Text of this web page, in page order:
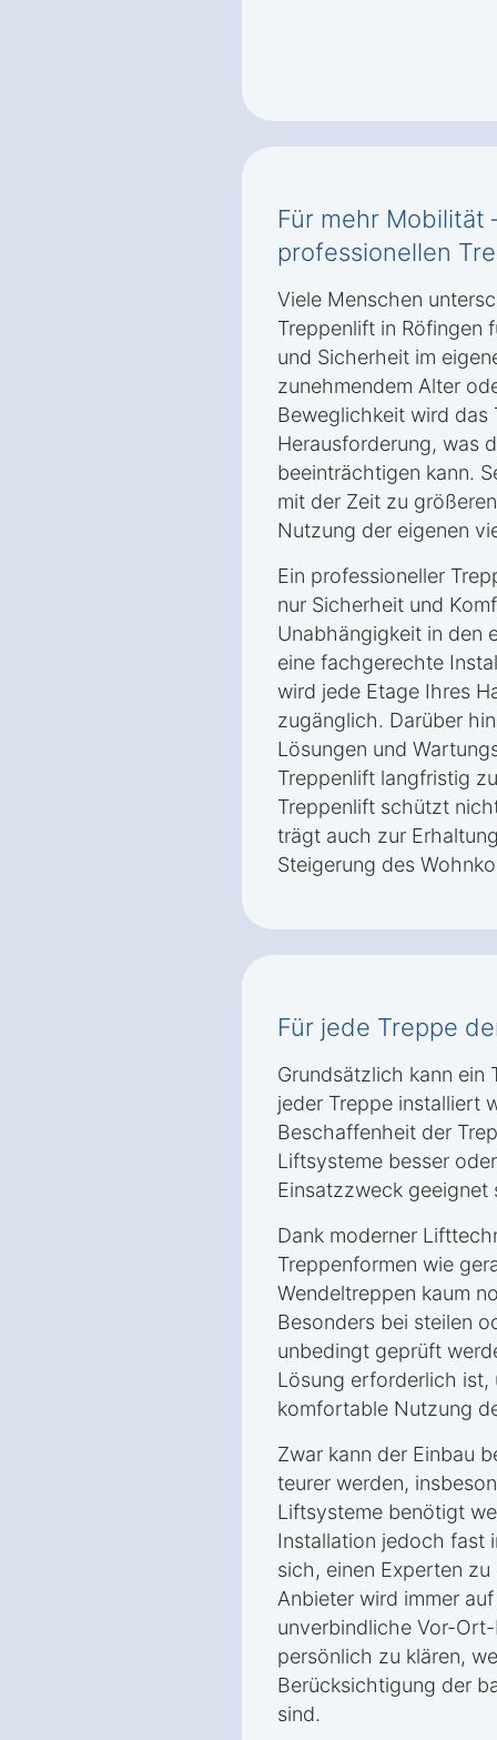
Für mehr Mobilität
professionellen
Viele Menschen
Treppenlift in Röfingen
und Sicherheit im
zunehmendem Alter
Beweglichkeit wird das
Herausforderung, was
beeinträchtigen kann.
mit der Zeit zu
Nutzung der eigenen
Ein professioneller
nur Sicherheit und
Unabhängigkeit in den
eine fachgerechte
wird jede Etage Ihres
zugänglich. Darüber
Lösungen und
Treppenlift langfristig
Treppenlift schützt
trägt auch zur
Steigerung des
Für jede Treppe
Grundsätzlich kann ein
jeder Treppe installiert
Beschaffenheit der
Liftsysteme besser
Einsatzzweck geeignet
Dank moderner
Treppenformen wie
Wendeltreppen kaum
Besonders bei steilen
unbedingt geprüft
Lösung erforderlich ist,
komfortable Nutzung
Zwar kann der Einbau
teurer werden,
Liftsysteme benötigt
Installation jedoch fast
sich, einen Experten
Anbieter wird immer
unverbindliche Vor-
persönlich zu klären,
Berücksichtigung der
sind.